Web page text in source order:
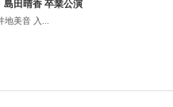
島田晴香 卒業公演
美音 入...